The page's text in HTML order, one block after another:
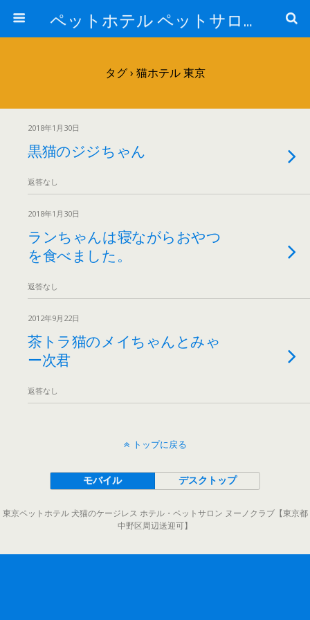
ペットホテル ペットサロン トリミングサロン 東京 ヌーノクラブのブログ
タグ › 猫ホテル 東京
2018年1月30日
黒猫のジジちゃん
返答なし
2018年1月30日
ランちゃんは寝ながらおやつ
を食べました。
返答なし
2012年9月22日
茶トラ猫のメイちゃんとみゃ
ー次君
返答なし
トップに戻る
モバイル デスクトップ
東京ペットホテル 犬猫のケージレス ホテル・ペットサロン ヌーノクラブ【東京都
中野区周辺送迎可】